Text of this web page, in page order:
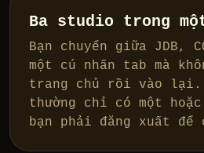
Ba studio trong
Bạn chuyển giữa JDB,
một cú nhấn tab mà
trang chủ rồi vào lại.
thường chỉ có một
bạn phải đăng xuất để